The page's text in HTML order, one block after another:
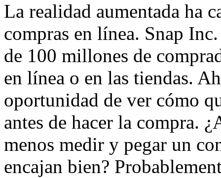
La realidad aumentada ha
compras en línea. Snap
de 100 millones de
en línea o en las tiendas.
oportunidad de ver cómo
antes de hacer la compra.
menos medir y pegar un
encajan bien?